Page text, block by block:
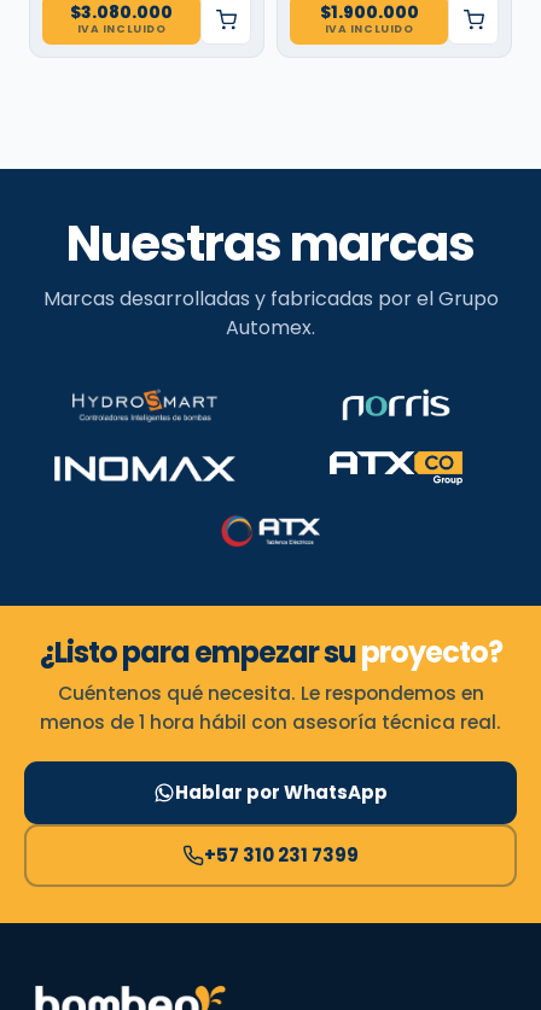
$3.080.000
IVA INCLUIDO
$1.900.000
IVA INCLUIDO
Nuestras marcas
Marcas desarrolladas y fabricadas por el Grupo
Automex.
¿Listo para empezar suproyecto?
Cuéntenos qué necesita. Le respondemos en
menos de 1 hora hábil con asesoría técnica real.
Hablar por WhatsApp
+57 310 231 7399